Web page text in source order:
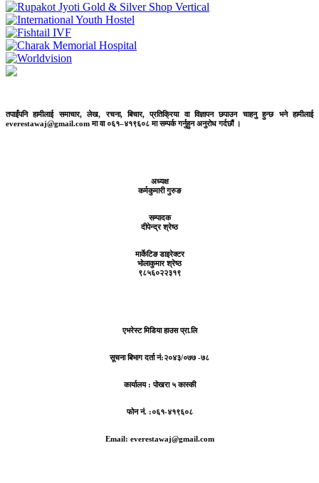
तपाईंपनि हामीलाई समाचार, लेख, रचना, बिचार, प्रतिक्रिया वा विज्ञापन छपाउन चाहनु हुन्छ भने हामीलाई
everestawaj@gmail.com मा वा ०६१–४१९६०८ मा सम्पर्क गर्नुहुन अनुरोध गर्दछौं ।
अध्यक्ष
कर्मकुमारी गुरुङ
सम्पादक
दीपेन्द्र श्रेष्ठ
मार्केटिङ डाइरेक्टर
भोलाकुमार श्रेष्ठ
९८५६०२२३१९
एभरेस्ट मिडिया हाउस प्रा.लि
सूचना बिभाग दर्ता नं:२०४३/०७७ -७८
कार्यालय :पोखरा ५ कास्की
फोन नं. :०६१-४१९६०८
Email: everestawaj@gmail.com